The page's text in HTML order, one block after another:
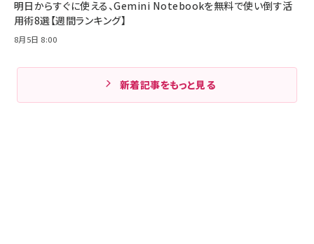
明日からすぐに使える、Gemini Notebookを無料で使い倒す活
用術8選【週間ランキング】
8月5日 8:00
新着記事をもっと見る